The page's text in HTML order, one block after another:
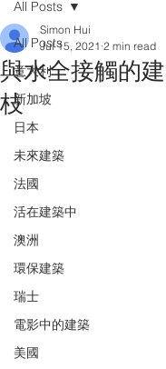
All Posts
意大利
新加坡
日本
未來建築
法國
活在建築中
澳洲
環保建築
瑞士
電影中的建築
美國
All Posts
與水全接觸的
枝
Simon Hui
Jul 15, 2021 2 min read